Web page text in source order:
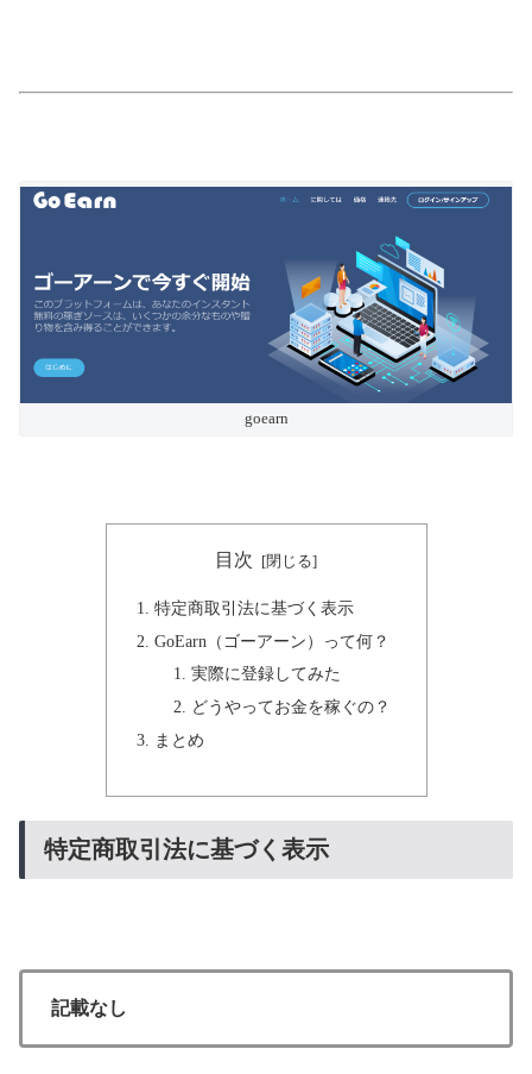
goearn
目次
特定商取引法に基づく表示
GoEarn（ゴーアーン）って何？
実際に登録してみた
どうやってお金を稼ぐの？
まとめ
特定商取引法に基づく表示
記載なし